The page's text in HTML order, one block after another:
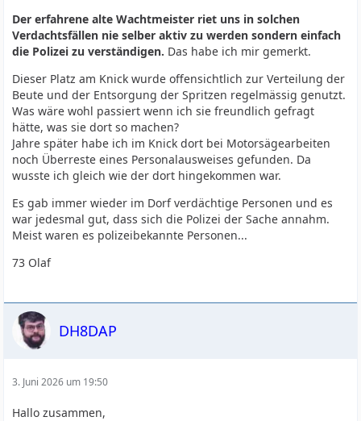
Der erfahrene alte Wachtmeister riet uns in solchen
Verdachtsfällen nie selber aktiv zu werden sondern einfach
die Polizei zu verständigen. Das habe ich mir gemerkt.
Dieser Platz am Knick wurde offensichtlich zur Verteilung der
Beute und der Entsorgung der Spritzen regelmässig genutzt.
Was wäre wohl passiert wenn ich sie freundlich gefragt
hätte, was sie dort so machen?
Jahre später habe ich im Knick dort bei Motorsägearbeiten
noch Überreste eines Personalausweises gefunden. Da
wusste ich gleich wie der dort hingekommen war.
Es gab immer wieder im Dorf verdächtige Personen und es
war jedesmal gut, dass sich die Polizei der Sache annahm.
Meist waren es polizeibekannte Personen...
73 Olaf
DH8DAP
3. Juni 2026 um 19:50
Hallo zusammen,